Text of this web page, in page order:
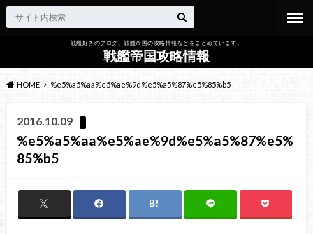
戦艦好きのブログ。戦艦帝国の攻略情報などをまとめています。
戦艦帝国攻略情報
HOME %e5%a5%aa%e5%ae%9d%e5%a5%87%e5%85%b5
2016.10.09
%e5%a5%aa%e5%ae%9d%e5%a5%87%e5%
85%b5